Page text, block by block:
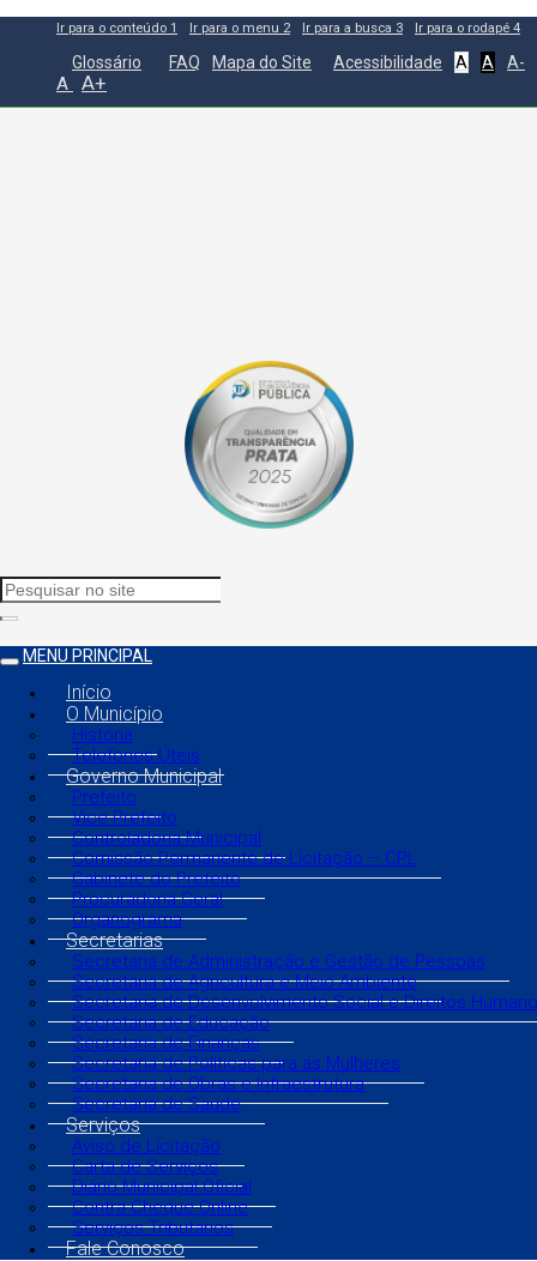
Ir para o conteúdo 1 Ir para o menu 2 Ir para a busca 3 Ir para o rodapé 4
Glossário FAQ Mapa do Site Acessibilidade A A A-
A A+
MENU PRINCIPAL
Início
O Município
História
Telefones Úteis
Governo Municipal
Prefeito
Vice Prefeito
Controladoria Municipal
Comissão Permanente de Licitação – CPL
Gabinete do Prefeito
Procuradoria Geral
Organograma
Secretarias
Secretaria de Administração e Gestão de Pessoas
Secretaria de Agricultura e Meio Ambiente
Secretaria de Desenvolvimento Social e Direitos
Secretaria de Educação
Secretaria de Finanças
Secretaria de Políticas para as Mulheres
Secretaria de Obras e Infraestrutura
Secretaria de Saúde
Serviços
Aviso de Licitação
Carta de Serviços
Diário Municipal Oficial
Contra Cheque Online
Serviços Tributários
Fale Conosco